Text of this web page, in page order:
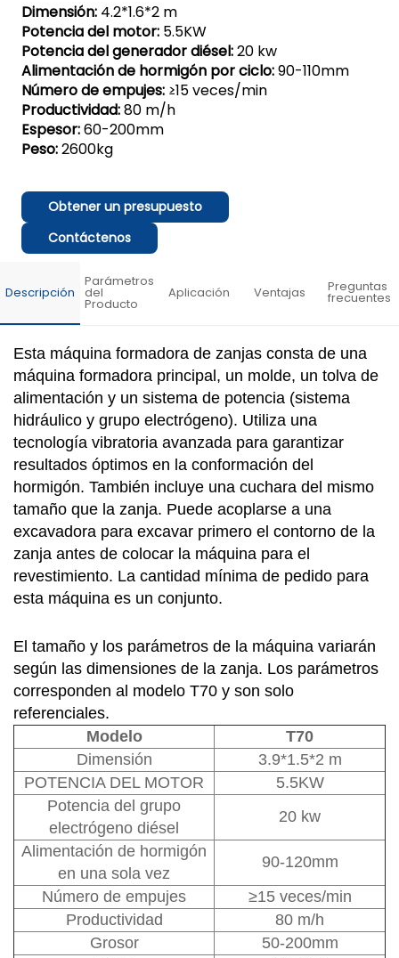
Dimensión: 4.2*1.6*2 m
Potencia del motor: 5.5KW
Potencia del generador diésel:20 kw
Alimentación de hormigón por ciclo:90-110mm
Número de empujes: ≥15 veces/min
Productividad:80 m/h
Espesor:60-200mm
Peso:2600kg
Obtener un presupuesto
Contáctenos
Descripción
Parámetros
del
Producto
Aplicación Ventajas Preguntas
frecuentes
Esta máquina formadora de zanjas consta de una
máquina formadora principal, un molde, un tolva de
alimentación y un sistema de potencia (sistema
hidráulico y grupo electrógeno). Utiliza una
tecnología vibratoria avanzada para garantizar
resultados óptimos en la conformación del
hormigón. También incluye una cuchara del mismo
tamaño que la zanja. Puede acoplarse a una
excavadora para excavar primero el contorno de la
zanja antes de colocar la máquina para el
revestimiento. La cantidad mínima de pedido para
esta máquina es un conjunto.
El tamaño y los parámetros de la máquina variarán
según las dimensiones de la zanja. Los parámetros
corresponden al modelo T70 y son solo
referenciales.
Modelo
T70
Dimensión
3.9*1.5*2 m
POTENCIA DEL MOTOR
5.5KW
Potencia del grupo
electrógeno diésel
20 kw
Alimentación de hormigón
en una sola vez
90-120mm
Número de empujes
≥15 veces/min
Productividad
80 m/h
Grosor
50-200mm